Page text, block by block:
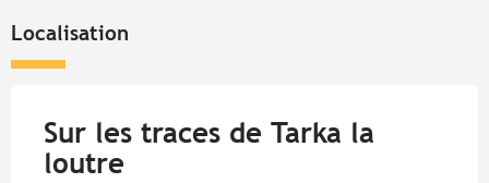
Localisation
Sur les traces de Tarka la
loutre